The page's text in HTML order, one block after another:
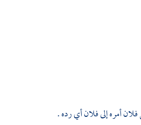
أمره إلى فلان أي رده .